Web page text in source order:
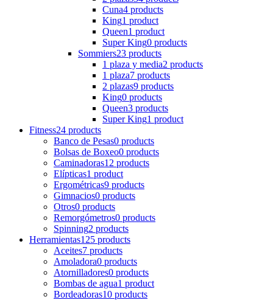
Cuna4 products
King1 product
Queen1 product
Super King0 products
Sommiers23 products
1 plaza y media2 products
1 plaza7 products
2 plazas9 products
King0 products
Queen3 products
Super King1 product
Fitness24 products
Banco de Pesas0 products
Bolsas de Boxeo0 products
Caminadoras12 products
Elípticas1 product
Ergométricas9 products
Gimnacios0 products
Otros0 products
Remorgómetros0 products
Spinning2 products
Herramientas125 products
Aceites7 products
Amoladora0 products
Atornilladores0 products
Bombas de agua1 product
Bordeadoras10 products